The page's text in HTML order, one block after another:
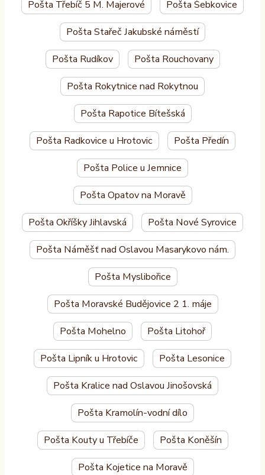
Pošta Třebíč 5 M. Majerové Pošta Šebkovice
Pošta Stařeč Jakubské náměstí
Pošta Rudíkov Pošta Rouchovany
Pošta Rokytnice nad Rokytnou
Pošta Rapotice Bítešská
Pošta Radkovice u Hrotovic Pošta Předín
Pošta Police u Jemnice
Pošta Opatov na Moravě
Pošta Okříšky Jihlavská Pošta Nové Syrovice
Pošta Náměšť nad Oslavou Masarykovo nám.
Pošta Myslibořice
Pošta Moravské Budějovice 2 1. máje
Pošta Mohelno Pošta Litohoř
Pošta Lipník u Hrotovic Pošta Lesonice
Pošta Kralice nad Oslavou Jinošovská
Pošta Kramolín-vodní dílo
Pošta Kouty u Třebíče Pošta Koněšín
Pošta Kojetice na Moravě